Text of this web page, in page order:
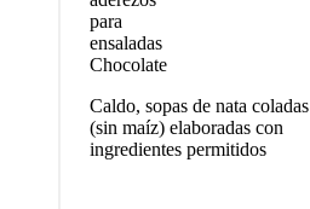
para
ensaladas
Chocolate
Caldo, sopas de nata coladas
(sin maíz) elaboradas con
ingredientes permitidos